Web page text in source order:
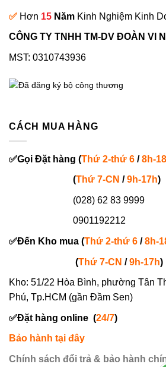
✅ Hơn 15 Năm Kinh Nghiệm Kinh
CÔNG TY TNHH TM-DV ĐOÀN VI
MST: 0310743936
CÁCH MUA HÀNG
✅Gọi Đặt hàng (Thứ 2-thứ 6 /8h-
(Thứ 7-CN /9h-17h)
(028) 62 83 9999
0901192212
✅Đến Kho mua (Thứ 2-thứ 6 /8h-
(Thứ 7-CN /9h-17h)
Kho: 51/22 Hòa Bình, phường Tân
Phú, Tp.HCM (gần Đầm Sen)
✅Đặt hàng online (24/7)
Bảo hành tại đây
Chính sách đổi trả & bảo hành